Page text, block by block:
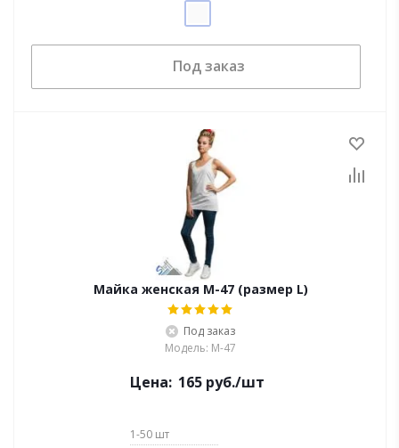
Под заказ
Майка женская M-47 (размер L)
Под заказ
Модель: M-47
Цена: 165 руб./шт
1-50 шт